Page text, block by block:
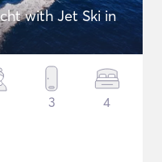
with Jet Ski in
3 4